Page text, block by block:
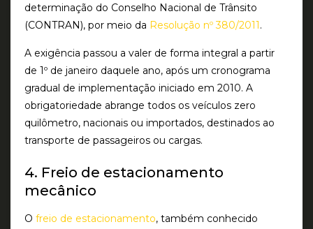
determinação do Conselho Nacional de Trânsito
(CONTRAN), por meio da Resolução nº 380/2011.
A exigência passou a valer de forma integral a partir
de 1º de janeiro daquele ano, após um cronograma
gradual de implementação iniciado em 2010. A
obrigatoriedade abrange todos os veículos zero
quilômetro, nacionais ou importados, destinados ao
transporte de passageiros ou cargas.
4. Freio de estacionamento
mecânico
O freio de estacionamento, também conhecido